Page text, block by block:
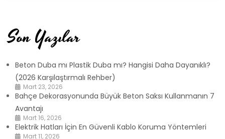
Son Yazılar
Beton Duba mı Plastik Duba mı? Hangisi Daha Dayanıklı?
(2026 Karşılaştırmalı Rehber)
Mart 23, 2026
Bahçe Dekorasyonunda Büyük Beton Saksı Kullanmanın 7
Avantajı
Mart 16, 2026
Elektrik Hatları İçin En Güvenli Kablo Koruma Yöntemleri
Mart 11, 2026